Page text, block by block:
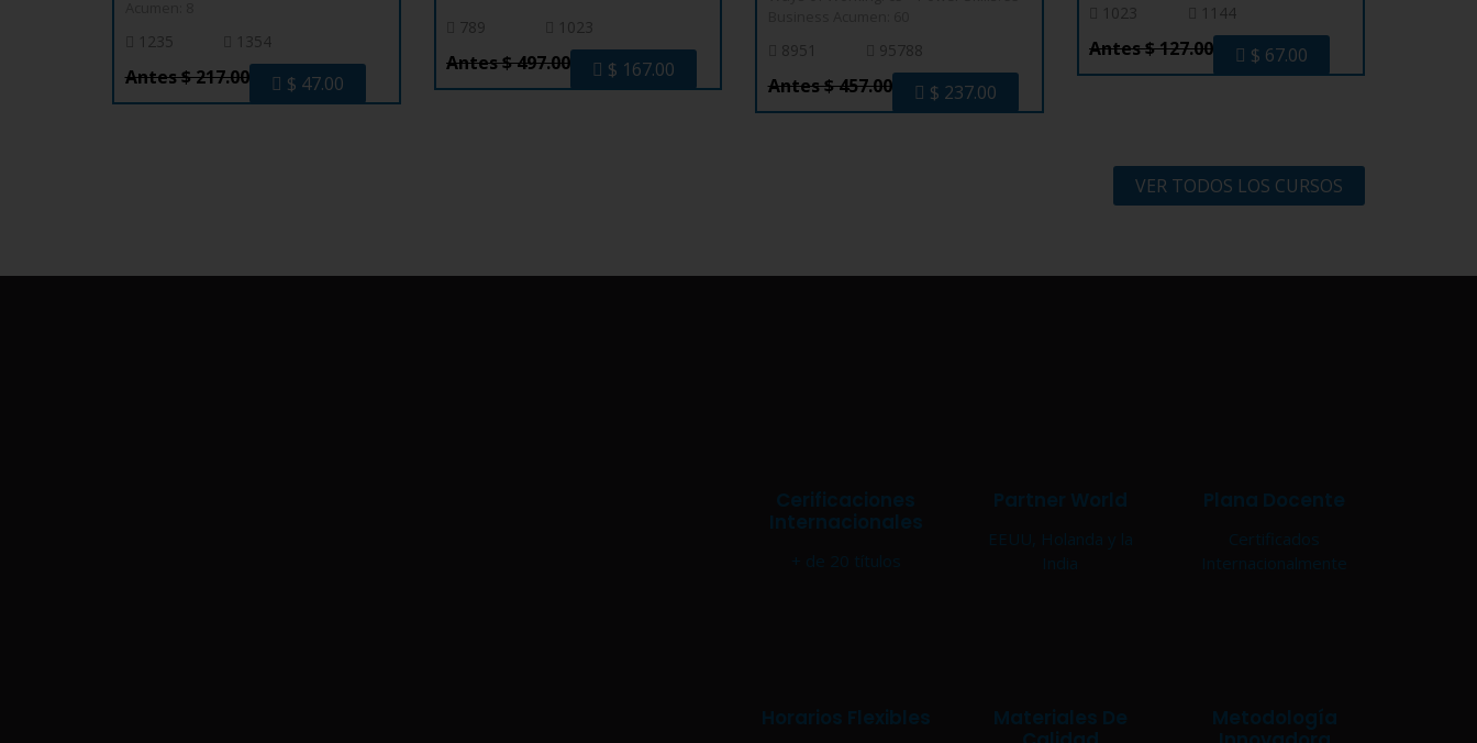
1235 1354
Antes $ 217.00 $ 47.00
789 1023
Antes $ 497.00 $ 167.00
8951 95788
Antes $ 457.00 $ 237.00
1023 1144
Antes $ 127.00 $ 67.00
VER TODOS LOS CURSOS
Cerificaciones
Internacionales
+ de 20 títulos
Partner World
EEUU, Holanda y la
India
Plana Docente
Certificados
Internacionalmente
Horarios Flexibles
Materiales De
Metodología